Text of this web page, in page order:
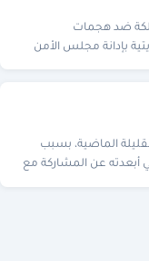
ضد هجمات
بإدانة مجلس الأمن
الماضية، بسبب
أبعدته عن المشاركة مع